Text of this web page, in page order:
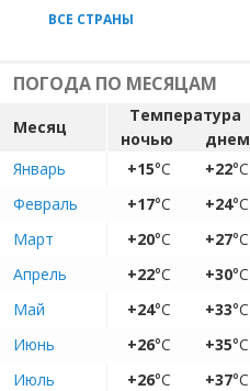
ВСЕ СТРАНЫ
ПОГОДА ПО МЕСЯЦАМ
Месяц
Температура
ночью
днем
Январь
+15°C +22°C
Февраль
+17°C +24°C
Март
+20°C +27°C
Апрель
+22°C +30°C
Май
+24°C +33°C
Июнь
+26°C +35°C
Июль
+26°C +37°C